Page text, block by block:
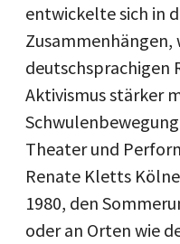
entwickelte sich in
Zusammenhängen,
deutschsprachigen
Aktivismus stärker
Theater und
Renate Kletts
1980, den
oder an Orten wie